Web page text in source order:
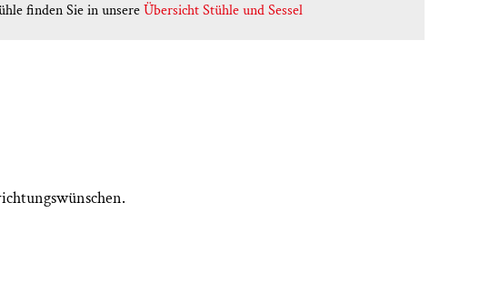
finden Sie in unsereÜbersicht Stühle und Sessel